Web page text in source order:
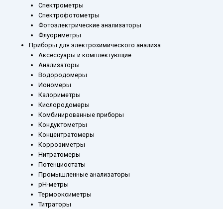
Спектрометры
Спектрофотометры
Фотоэлектрические анализаторы
Флуориметры
Приборы для электрохимического анализа
Аксессуары и комплектующие
Анализаторы
Водородомеры
Иономеры
Калориметры
Кислородомеры
Комбинированные приборы
Кондуктометры
Концентратомеры
Коррозиметры
Нитратомеры
Потенциостаты
Промышленные анализаторы
рН-метры
Термооксиметры
Титраторы